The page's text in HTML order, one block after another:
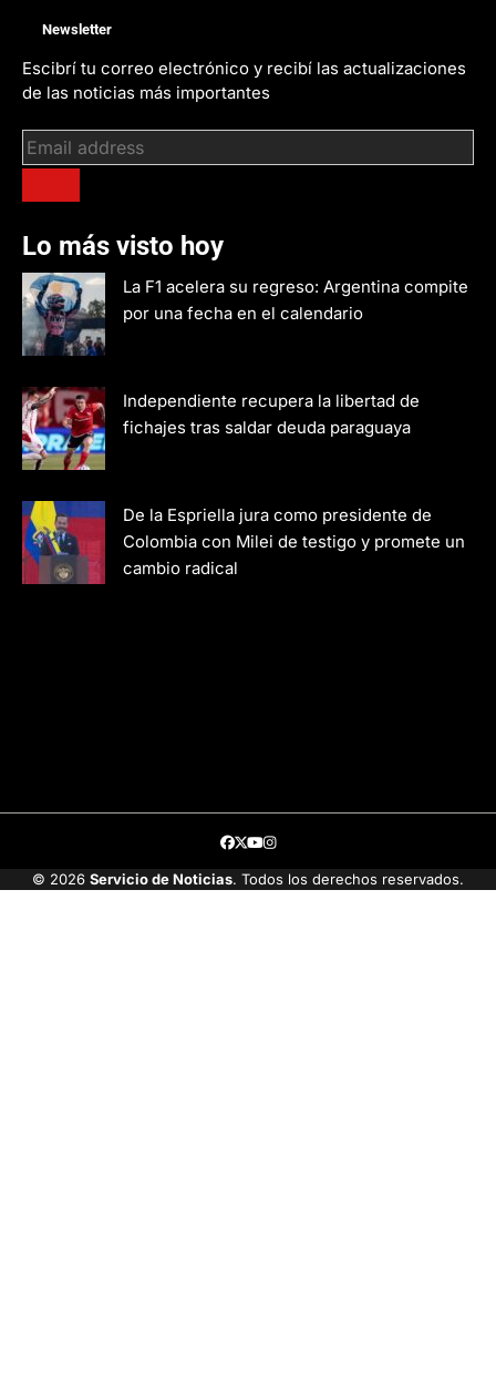
Newsletter
Escibrí tu correo electrónico y recibí las actualizaciones
de las noticias más importantes
Lo más visto hoy
La F1 acelera su regreso: Argentina compite
por una fecha en el calendario
Independiente recupera la libertad de
fichajes tras saldar deuda paraguaya
De la Espriella jura como presidente de
Colombia con Milei de testigo y promete un
cambio radical
Facebook
TwitterYoutube
Instagram
© 2026 Servicio de Noticias. Todos los derechos reservados.